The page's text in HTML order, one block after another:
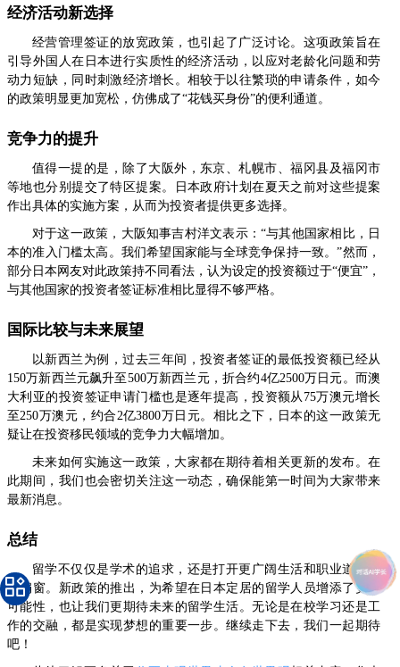
经济活动新选择
经营管理签证的放宽政策，也引起了广泛讨论。这项政策旨在
引导外国人在日本进行实质性的经济活动，以应对老龄化问题和劳
动力短缺，同时刺激经济增长。相较于以往繁琐的申请条件，如今
的政策明显更加宽松，仿佛成了“花钱买身份”的便利通道。
竞争力的提升
值得一提的是，除了大阪外，东京、札幌市、福冈县及福冈市
等地也分别提交了特区提案。日本政府计划在夏天之前对这些提案
作出具体的实施方案，从而为投资者提供更多选择。
对于这一政策，大阪知事吉村洋文表示：“与其他国家相比，日
本的准入门槛太高。我们希望国家能与全球竞争保持一致。”然而，
部分日本网友对此政策持不同看法，认为设定的投资额过于“便宜”，
与其他国家的投资者签证标准相比显得不够严格。
国际比较与未来展望
以新西兰为例，过去三年间，投资者签证的最低投资额已经从
150万新西兰元飙升至500万新西兰元，折合约4亿2500万日元。而澳
大利亚的投资签证申请门槛也是逐年提高，投资额从75万澳元增长
至250万澳元，约合2亿3800万日元。相比之下，日本的这一政策无
疑让在投资移民领域的竞争力大幅增加。
未来如何实施这一政策，大家都在期待着相关更新的发布。在
此期间，我们也会密切关注这一动态，确保能第一时间为大家带来
最新消息。
总结
留学不仅仅是学术的追求，还是打开更广阔生活和职业道路的
一扇窗。新政策的推出，为希望在日本定居的留学人员增添了更多
可能性，也让我们更期待未来的留学生活。无论是在校学习还是工
作的交融，都是实现梦想的重要一步。继续走下去，我们一起期待
吧！